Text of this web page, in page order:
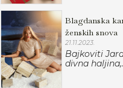
Blagdanska
ženskih snova
21.11.2023.
Bajkoviti
divna